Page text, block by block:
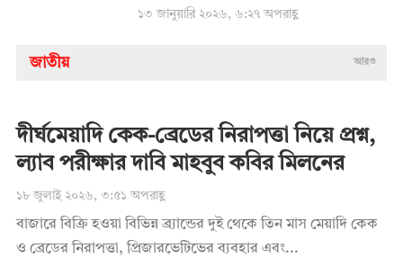
১৩ জানুয়ারি ২০২৬, ৬:২৭ অপরাহ্ণ
জাতীয় আরও
দীর্ঘমেয়াদি কেক-ব্রেডের নিরাপত্তা নিয়ে প্রশ্ন,
ল্যাব পরীক্ষার দাবি মাহবুব কবির মিলনের
১৮ জুলাই ২০২৬, ৩:৫১ অপরাহ্ণ
বাজারে বিক্রি হওয়া বিভিন্ন ব্র্যান্ডের দুই থেকে তিন মাস মেয়াদি কেক
ও ব্রেডের নিরাপত্তা, প্রিজারভেটিভের ব্যবহার এবং...